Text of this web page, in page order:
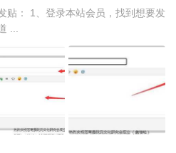
贴： 1、登录本站会员，找到想要发
...